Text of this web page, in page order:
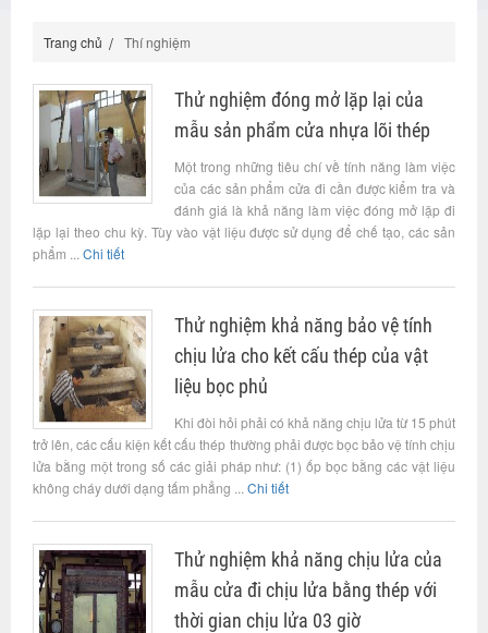
Trang chủ Thí nghiệm
Thử nghiệm đóng mở lặp lại của
mẫu sản phẩm cửa nhựa lõi thép
Một trong những tiêu chí về tính năng làm việc
của các sản phẩm cửa đi cần được kiểm tra và
đánh giá là khả năng làm việc đóng mở lặp đi
lặp lại theo chu kỳ. Tùy vào vật liệu được sử dụng để chế tạo, các sản
phẩm ... Chi tiết
Thử nghiệm khả năng bảo vệ tính
chịu lửa cho kết cấu thép của vật
liệu bọc phủ
Khi đòi hỏi phải có khả năng chịu lửa từ 15 phút
trở lên, các cấu kiện kết cấu thép thường phải được bọc bảo vệ tính chịu
lửa bằng một trong số các giải pháp như: (1) ốp bọc bằng các vật liệu
không cháy dưới dạng tấm phẳng ... Chi tiết
Thử nghiệm khả năng chịu lửa của
mẫu cửa đi chịu lửa bằng thép với
thời gian chịu lửa 03 giờ